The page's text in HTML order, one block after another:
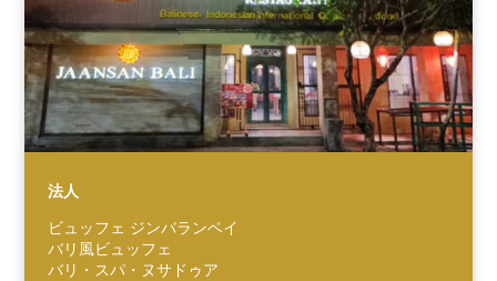
法人
ビュッフェ ジンバランベイ
バリ風ビュッフェ
バリ・スパ・ヌサドゥア
Español